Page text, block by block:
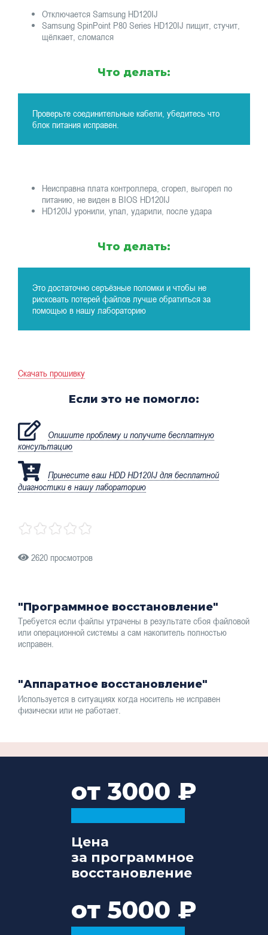
Отключается Samsung HD120IJ
Samsung SpinPoint P80 Series HD120IJ пищит, стучит,
щёлкает, сломался
Что делать:
Проверьте соединительные кабели, убедитесь что
блок питания исправен.
Неисправна плата контроллера, сгорел, выгорел по
питанию, не виден в BIOS HD120IJ
HD120IJ уронили, упал, ударили, после удара
Что делать:
Это достаточно серъёзные поломки и чтобы не
рисковать потерей файлов лучше обратиться за
помощью в нашу лабораторию
Скачать прошивку
Если это не помогло:
Опишите проблему и получите бесплатную
консультацию
Принесите ваш HDD HD120IJ для бесплатной
диагностики в нашу лабораторию
2620 просмотров
"Программное восстановление"
Требуется если файлы утрачены в результате сбоя файловой
или операционной системы а сам накопитель полностью
исправен.
"Аппаратное восстановление"
Используется в ситуациях когда носитель не исправен
физически или не работает.
от 3000
Цена
за программное
восстановление
от 5000